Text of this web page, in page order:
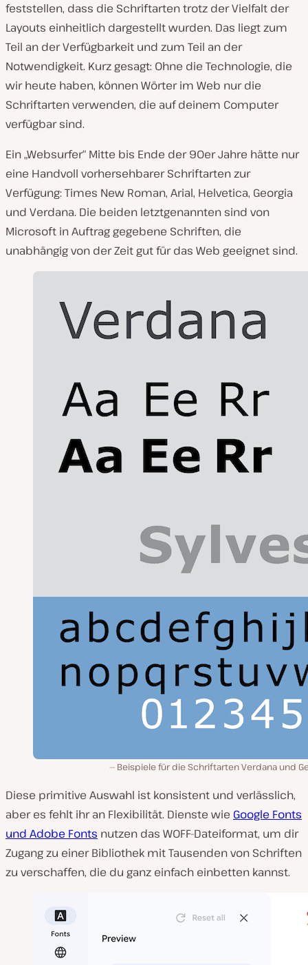
feststellen, dass die Schriftarten trotz der Vielfalt der
Layouts einheitlich dargestellt wurden. Das liegt zum
Teil an der Verfügbarkeit und zum Teil an der
Notwendigkeit. Kurz gesagt: Ohne die Technologie, die
wir heute haben, können Wörter im Web nur die
Schriftarten verwenden, die auf deinem Computer
verfügbar sind.
Ein „Websurfer“ Mitte bis Ende der 90er Jahre hätte nur
eine Handvoll vorhersehbarer Schriftarten zur
Verfügung: Times New Roman, Arial, Helvetica, Georgia
und Verdana. Die beiden letztgenannten sind von
Microsoft in Auftrag gegebene Schriften, die
unabhängig von der Zeit gut für das Web geeignet sind.
Beispiele für die Schriftarten Verdana und
Diese primitive Auswahl ist konsistent und verlässlich,
aber es fehlt ihr an Flexibilität. Dienste wie Google Fonts
und Adobe Fonts nutzen das WOFF-Dateiformat, um dir
Zugang zu einer Bibliothek mit Tausenden von Schriften
zu verschaffen, die du ganz einfach einbetten kannst.